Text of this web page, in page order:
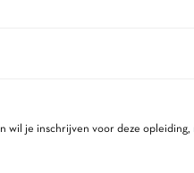
wil je inschrijven voor deze opleiding,